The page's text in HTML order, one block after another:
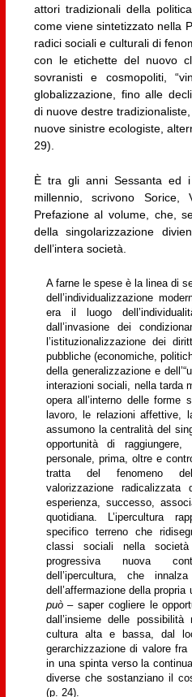
attori tradizionali della
come viene sintetizzato nella
radici sociali e culturali di
con le etichette del nuovo
sovranisti e cosmopoliti,
globalizzazione, fino alle
di nuove destre
nuove sinistre ecologiste,
29).
È tra gli anni Sessanta ed
millennio, scrivono Sorice,
Prefazione al volume, che,
della singolarizzazione
dell’intera società.
A farne le spese è la linea di
dell’individualizzazione
era il luogo
dall’invasione dei
l’istituzionalizzazione dei
pubbliche (economiche,
della generalizzazione e
interazioni sociali, nella tarda
opera all’interno delle forme
lavoro, le relazioni affettive,
assumono la centralità del
opportunità di
personale, prima, oltre e
tratta del fenomeno
valorizzazione
esperienza, successo,
quotidiana. L’ipercultura
specifico terreno che
classi sociali nella
progressiva nuova
dell’ipercultura, che
dell’affermazione della propria
può– saper cogliere le
dall’insieme delle
cultura alta e bassa, dal
gerarchizzazione di valore
in una spinta verso la
diverse che sostanziano il
(p. 24).